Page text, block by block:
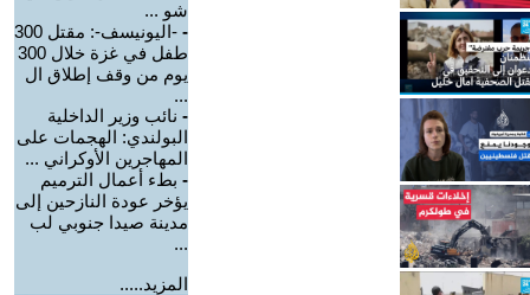
شو ...
-
-اليونيسف-: مقتل 300
طفل في غزة خلال 300
يوم من وقف إطلاق ال
...
- نائب وزير الداخلية
البولندي: الهجمات على
المهاجرين الأوكراني ...
- بطء أعمال الترميم
يؤخر عودة النازحين إلى
مدينة صيدا جنوبي لب
...
المزيد.....